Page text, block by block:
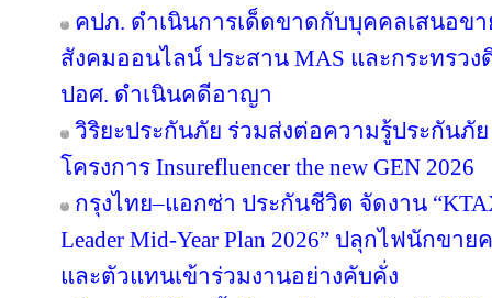
คปภ. ดำเนินการเด็ดขาดกับบุคคลเสนอข
สังคมออนไลน์ ประสาน MAS และกระทรวง
ปอศ. ดำเนินคดีอาญา
วิริยะประกันภัย ร่วมส่งต่อความรู้ประกันภั
โครงการ Insurefluencer the new GEN 2026
กรุงไทย–แอกซ่า ประกันชีวิต จัดงาน
Leader Mid-Year Plan 2026” ปลุกไฟนักขา
และตัวแทนเข้าร่วมงานอย่างคับคั่ง